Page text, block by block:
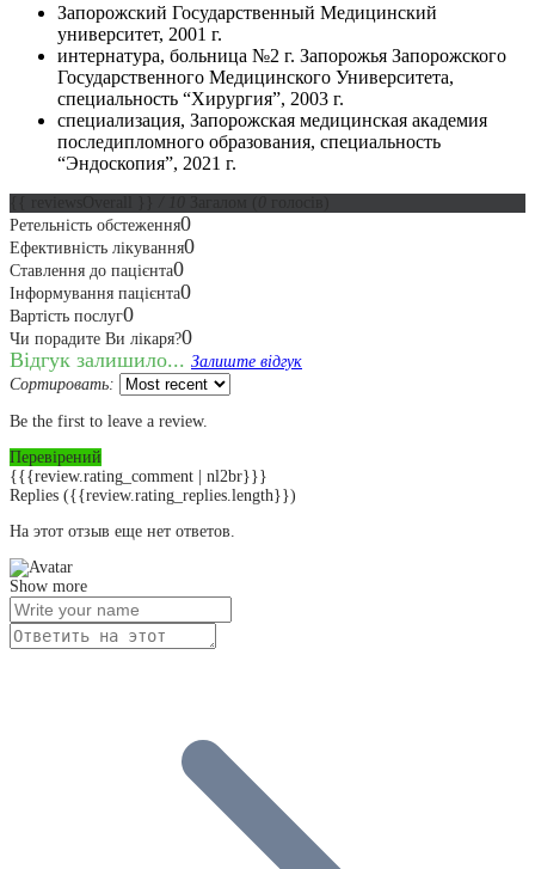
Запорожский Государственный Медицинский
университет, 2001 г.
интернатура, больница №2 г. Запорожья Запорожского
Государственного Медицинского Университета,
специальность “Хирургия”, 2003 г.
специализация, Запорожская медицинская академия
последипломного образования, специальность
“Эндоскопия”, 2021 г.
Ретельність обстеження0
Ефективність лікування0
Ставлення до пацієнта0
Інформування пацієнта0
Вартість послуг0
Чи порадите Ви лікаря?0
Відгук залишило... Залиште відгук
Сортировать:
Be the first to leave a review.
Перевірений
{{{review.rating_comment | nl2br}}}
Replies ({{review.rating_replies.length}})
На этот отзыв еще нет ответов.
Show more